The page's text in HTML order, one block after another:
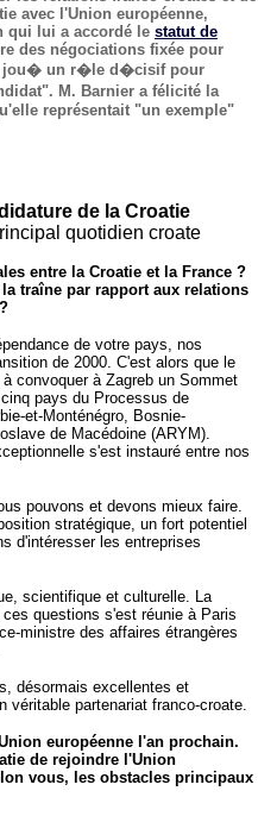
avec l'Union européenne,
qui lui a accordé le statut de
des négociations fixée pour
jou� un r�le d�cisif pour
M. Barnier a félicité la
représentait "un exemple"
de la Croatie
quotidien croate
entre la Croatie et la France ?
traîne par rapport aux relations
de votre pays, nos
de 2000. C'est alors que le
convoquer à Zagreb un Sommet
pays du Processus de
et-Monténégro, Bosnie-
de Macédoine (ARYM).
s'est instauré entre nos
pouvons et devons mieux faire.
stratégique, un fort potentiel
d'intéresser les entreprises
scientifique et culturelle. La
questions s'est réunie à Paris
ministre des affaires étrangères
désormais excellentes et
véritable partenariat franco-croate.
européenne l'an prochain.
de rejoindre l'Union
vous, les obstacles principaux